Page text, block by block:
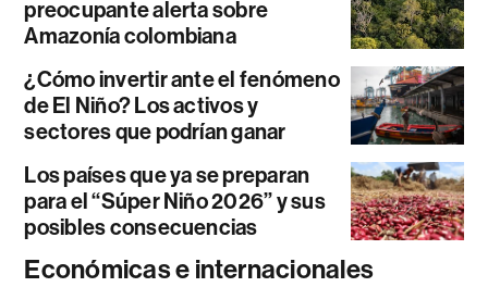
preocupante alerta sobre
Amazonía colombiana
¿Cómo invertir ante el fenómeno
de El Niño? Los activos y
sectores que podrían ganar
Los países que ya se preparan
para el “Súper Niño 2026” y sus
posibles consecuencias
Económicas e internacionales